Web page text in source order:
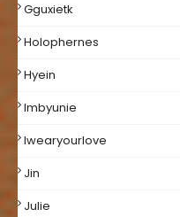
Gguxietk
Holophernes
Hyein
Imbyunie
Iwearyourlove
Jin
Julie